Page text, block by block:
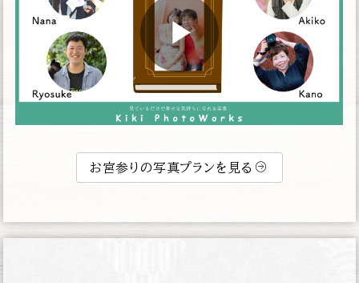
お宮参りの写真プランを見る